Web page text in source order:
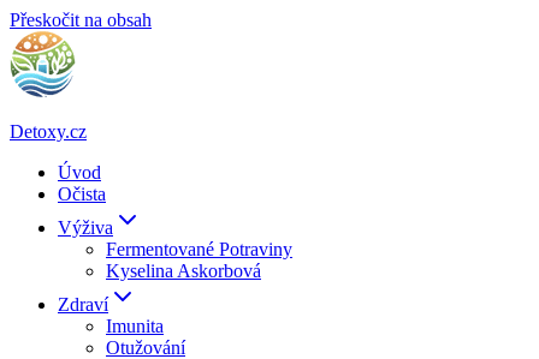
Přeskočit na obsah
Detoxy.cz
Úvod
Očista
Výživa
Fermentované Potraviny
Kyselina Askorbová
Zdraví
Imunita
Otužování